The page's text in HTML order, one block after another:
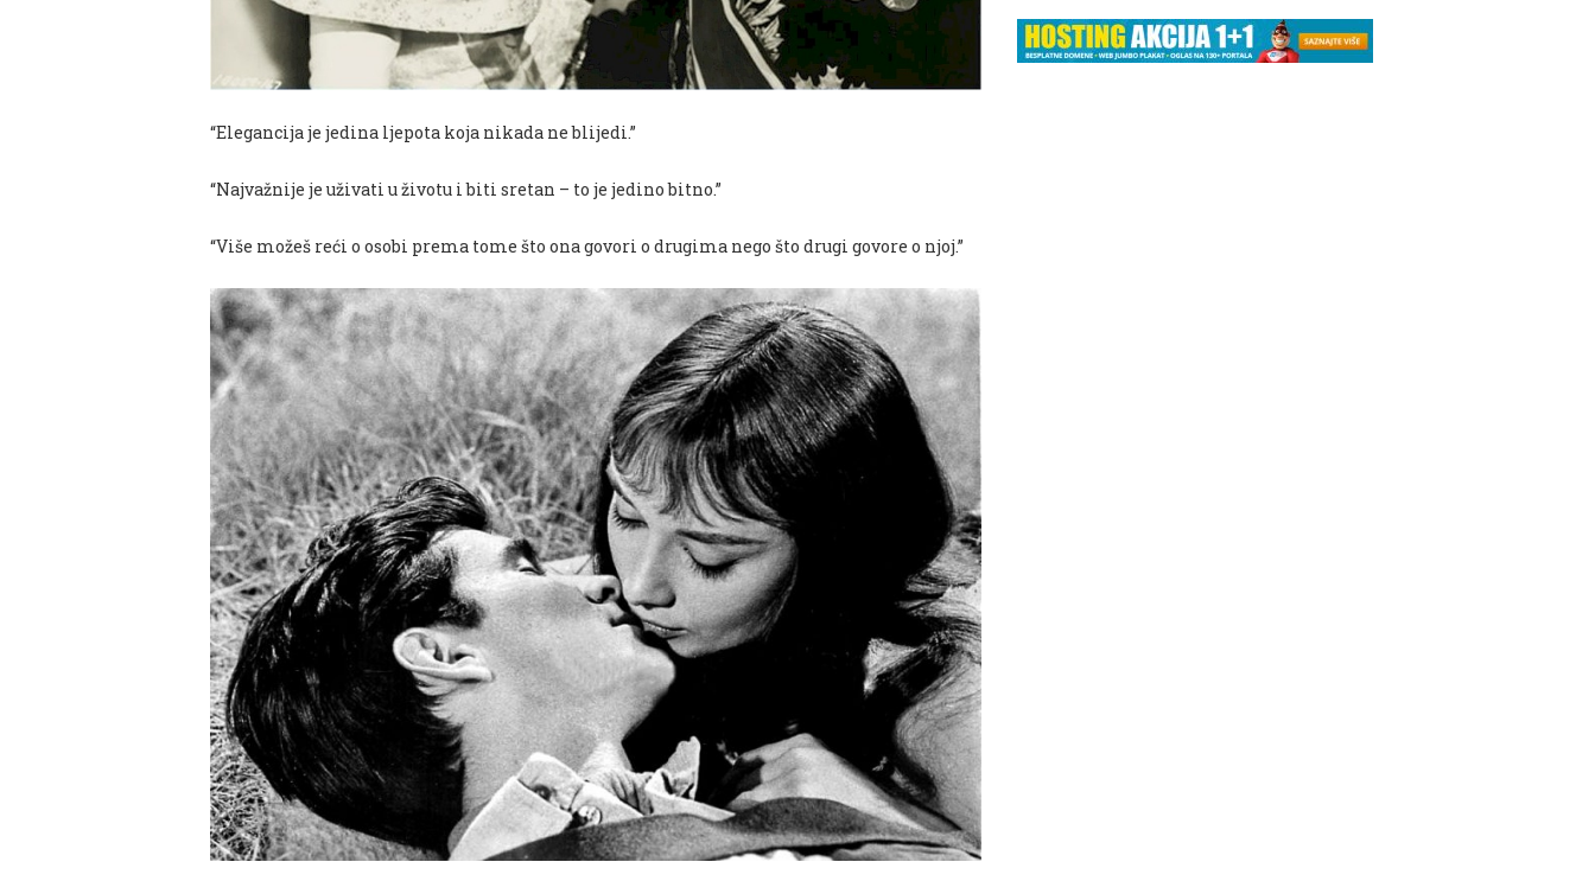
“Elegancija je jedina ljepota koja nikada ne blijedi.”
“Najvažnije je uživati u životu i biti sretan – to je jedino bitno.”
“Više možeš reći o osobi prema tome što ona govori o drugima nego što drugi govore o njoj.”